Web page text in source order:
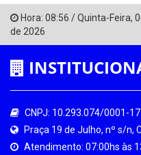
Hora: 08:56 /Quinta-Feira,
de 2026
CNPJ: 10.293.074/0001-17
Praça 19 de Julho, nº s/n,
Atendimento: 07:00hs às